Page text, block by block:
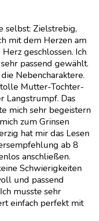
selbst: Zielstrebig,
mit dem Herzen am
geschlossen. Ich
passend gewählt.
Nebencharaktere.
Mutter-Tochter-
Langstrumpf. Das
mich sehr begeistern
zum Grinsen
hat mir das Lesen
ab 8
anschließen.
Schwierigkeiten
und passend
musste sehr
einfach perfekt mit